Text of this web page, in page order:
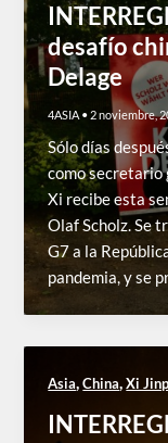
desafío
Delage
4ASIA • 2 noviembre,
Sólo días
como secretario
Xi recibe esta
Olaf Scholz. Se
G7 a la
pandemia, y se
Asia,China,Xi